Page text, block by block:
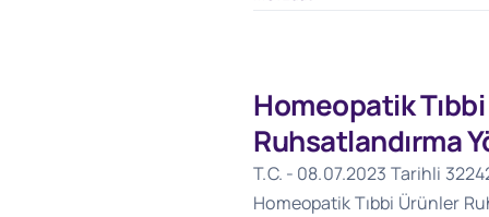
Homeopatik
Ruhsatlandırma
T.C. - 08.07.2023 Tarihli
Homeopatik Tıbbi Ürünler